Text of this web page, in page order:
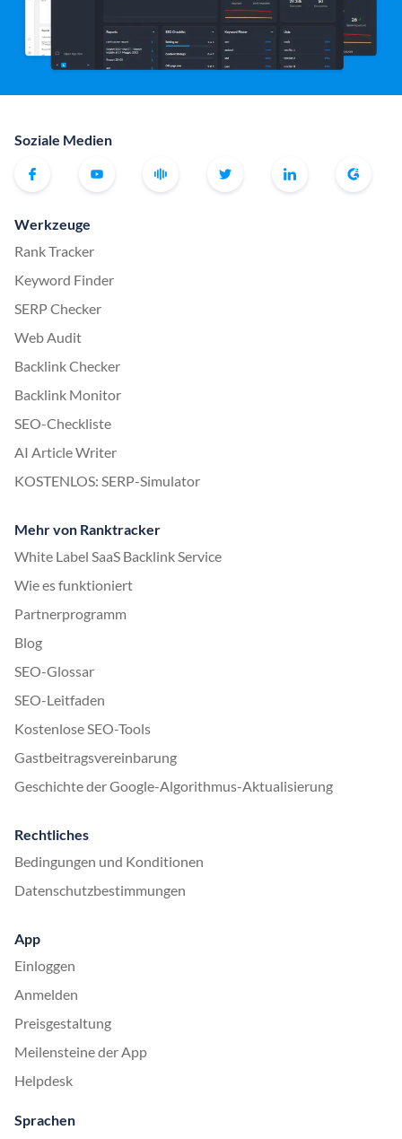
Soziale Medien
Werkzeuge
Rank Tracker
Keyword Finder
SERP Checker
Web Audit
Backlink Checker
Backlink Monitor
SEO-Checkliste
AI Article Writer
KOSTENLOS: SERP-Simulator
Mehr von Ranktracker
White Label SaaS Backlink Service
Wie es funktioniert
Partnerprogramm
Blog
SEO-Glossar
SEO-Leitfaden
Kostenlose SEO-Tools
Gastbeitragsvereinbarung
Geschichte der Google-Algorithmus-Aktualisierung
Rechtliches
Bedingungen und Konditionen
Datenschutzbestimmungen
App
Einloggen
Anmelden
Preisgestaltung
Meilensteine der App
Helpdesk
Sprachen